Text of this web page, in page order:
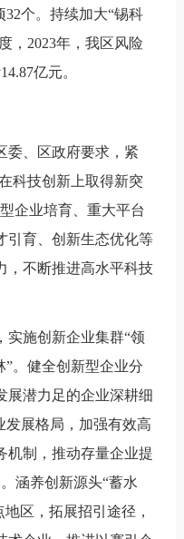
32个。持续加大“锡科
，2023年，我区风险
亿元。
委、区政府要求，紧
科技创新上取得新突
企业培育、重大平台
引育、创新生态优化等
，不断推进高水平科技
实施创新企业集群“领
”。健全创新型企业分
展潜力足的企业深耕细
发展格局，加强有效高
机制，推动存量企业提
涵养创新源头“蓄水
区，拓展招引途径，